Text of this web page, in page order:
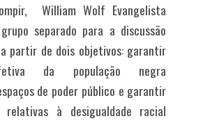
William Wolf Evangelista
separado para a discussão
partir de dois objetivos: garantir
da população negra
de poder público e garantir
à desigualdade racial